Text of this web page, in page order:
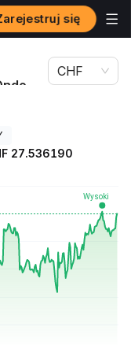
się
(Ondo Tokenized)
CHF
27.536190